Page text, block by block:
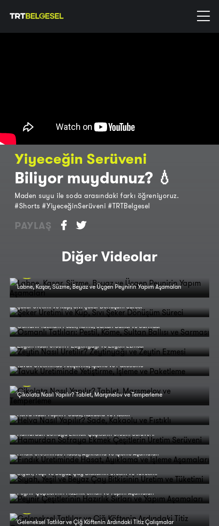
Yiyeceğin Serüveni
Biliyor muydunuz? 💧
Maden suyu ile soda arasındaki farkı öğreniyoruz.
#Shorts #YiyeceğinSerüveni #TRTBelgesel
PAYLAŞ
Diğer Videolar
Labne, Kaşar, Süzme, Beyaz ve Üçgen Peynirin Yapım Aşamaları
Şeker Üretimi ve Küp, Sıvı Şeker Dönüşüm Süreci
Osmanlı Tatlıları: Pestil, Köme, Sultan Ballısı ve Sarması
Zeytin Nasıl Üretilir? Zeytinyağı ve Zeytin Ezmesi
Tavuk Üretiminde Yetiştirme, İşleme ve Paketleme
Çikolata Nasıl Yapılır? Tablet, Marşmelov ve Temperleme
Helva Nasıl Yapılır? Sade, Kakaolu ve Fıstıklı
Hamurdan Sofraya Ekmek Çeşitlerin Üretim Serüveni
Fındık Üretiminde Hasat, Ayıklama ve İşleme Aşamaları
Siyah, Yeşil ve Beyaz Çay Bitkisinin Üretim ve Tüketimi
Peynir Çeşitlerinin Hazırlık Sırları ve Yapım Aşamaları
Geleneksel Tatlılar ve Çiğ Köftenin Ardındaki Titiz Çalışmalar